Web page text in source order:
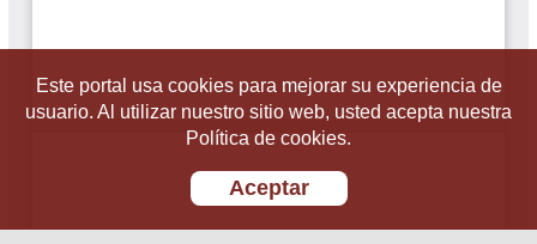
Este portal usa cookies para mejorar su experiencia de
usuario. Al utilizar nuestro sitio web, usted acepta nuestra
Política de cookies.
Aceptar